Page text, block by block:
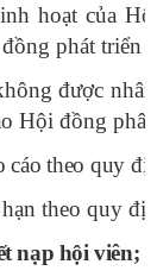
hoạt của
phát triển
được
Hội đồng
cáo theo quy
theo quy
nạp hội viên;